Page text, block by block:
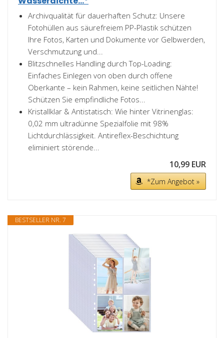
Archivqualität für dauerhaften Schutz: Unsere
Fotohüllen aus säurefreiem PP-Plastik schützen
Ihre Fotos, Karten und Dokumente vor Gelbwerden,
Verschmutzung und...
Blitzschnelles Handling durch Top-Loading:
Einfaches Einlegen von oben durch offene
Oberkante – kein Rahmen, keine seitlichen Nähte!
Schützen Sie empfindliche Fotos...
Kristallklar & Antistatisch: Wie hinter Vitrinenglas:
0,02 mm ultradünne Spezialfolie mit 98%
Lichtdurchlässigkeit. Antireflex-Beschichtung
eliminiert störende...
10,99 EUR
*Zum Angebot »
BESTSELLER NR. 7